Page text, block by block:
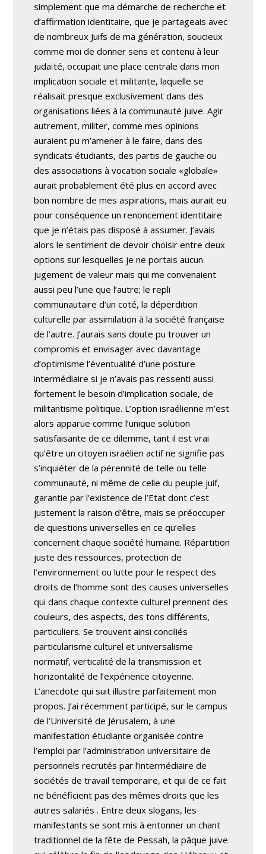
simplement que ma démarche de recherche et
d’affirmation identitaire, que je partageais avec
de nombreux Juifs de ma génération, soucieux
comme moi de donner sens et contenu à leur
judaïté, occupait une place centrale dans mon
implication sociale et militante, laquelle se
réalisait presque exclusivement dans des
organisations liées à la communauté juive. Agir
autrement, militer, comme mes opinions
auraient pu m’amener à le faire, dans des
syndicats étudiants, des partis de gauche ou
des associations à vocation sociale «globale»
aurait probablement été plus en accord avec
bon nombre de mes aspirations, mais aurait eu
pour conséquence un renoncement identitaire
que je n’étais pas disposé à assumer. J’avais
alors le sentiment de devoir choisir entre deux
options sur lesquelles je ne portais aucun
jugement de valeur mais qui me convenaient
aussi peu l’une que l’autre; le repli
communautaire d’un coté, la déperdition
culturelle par assimilation à la société française
de l’autre. J’aurais sans doute pu trouver un
compromis et envisager avec davantage
d’optimisme l’éventualité d’une posture
intermédiaire si je n’avais pas ressenti aussi
fortement le besoin d’implication sociale, de
militantisme politique. L’option israélienne m’est
alors apparue comme l’unique solution
satisfaisante de ce dilemme, tant il est vrai
qu’être un citoyen israélien actif ne signifie pas
s’inquiéter de la pérennité de telle ou telle
communauté, ni même de celle du peuple juif,
garantie par l’existence de l’Etat dont c’est
justement la raison d’être, mais se préoccuper
de questions universelles en ce qu’elles
concernent chaque société humaine. Répartition
juste des ressources, protection de
l’environnement ou lutte pour le respect des
droits de l’homme sont des causes universelles
qui dans chaque contexte culturel prennent des
couleurs, des aspects, des tons différents,
particuliers. Se trouvent ainsi conciliés
particularisme culturel et universalisme
normatif, verticalité de la transmission et
horizontalité de l’expérience citoyenne.
L’anecdote qui suit illustre parfaitement mon
propos. J’ai récemment participé, sur le campus
de l’Université de Jérusalem, à une
manifestation étudiante organisée contre
l’emploi par l’administration universitaire de
personnels recrutés par l’intermédiaire de
sociétés de travail temporaire, et qui de ce fait
ne bénéficient pas des mêmes droits que les
autres salariés . Entre deux slogans, les
manifestants se sont mis à entonner un chant
traditionnel de la fête de Pessah, la pâque juive